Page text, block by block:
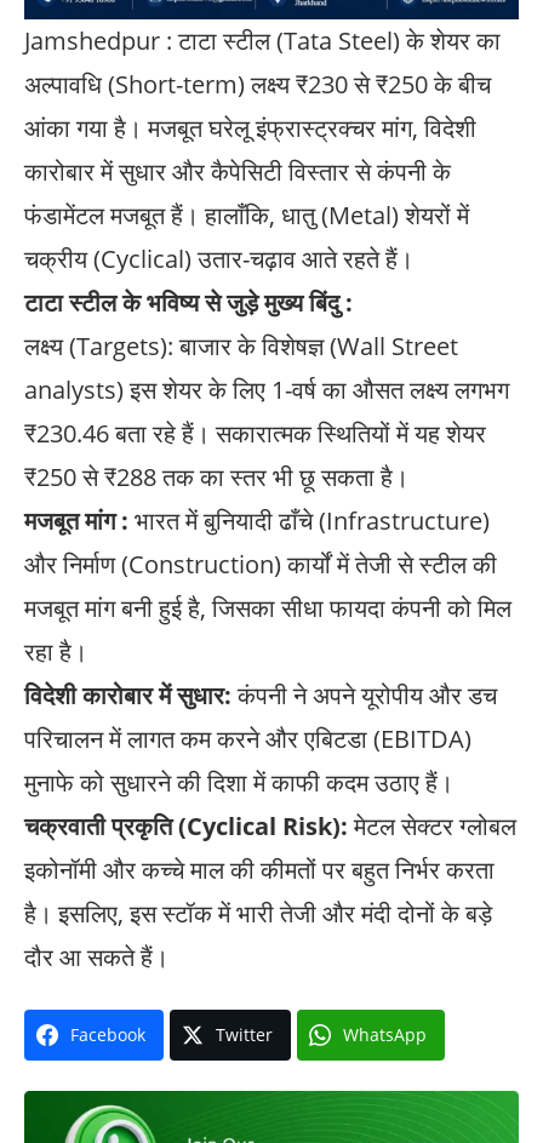
Jamshedpur : टाटा स्टील (Tata Steel) के शेयर का
अल्पावधि (Short-term) लक्ष्य ₹230 से ₹250 के बीच
आंका गया है। मजबूत घरेलू इंफ्रास्ट्रक्चर मांग, विदेशी
कारोबार में सुधार और कैपेसिटी विस्तार से कंपनी के
फंडामेंटल मजबूत हैं। हालाँकि, धातु (Metal) शेयरों में
चक्रीय (Cyclical) उतार-चढ़ाव आते रहते हैं।
टाटा स्टील के भविष्य से जुड़े मुख्य बिंदु :
लक्ष्य (Targets): बाजार के विशेषज्ञ (Wall Street
analysts) इस शेयर के लिए 1-वर्ष का औसत लक्ष्य लगभग
₹230.46 बता रहे हैं। सकारात्मक स्थितियों में यह शेयर
₹250 से ₹288 तक का स्तर भी छू सकता है।
मजबूत मांग : भारत में बुनियादी ढाँचे (Infrastructure)
और निर्माण (Construction) कार्यों में तेजी से स्टील की
मजबूत मांग बनी हुई है, जिसका सीधा फायदा कंपनी को मिल
रहा है।
विदेशी कारोबार में सुधार:कंपनी ने अपने यूरोपीय और डच
परिचालन में लागत कम करने और एबिटडा (EBITDA)
मुनाफे को सुधारने की दिशा में काफी कदम उठाए हैं।
चक्रवाती प्रकृति (Cyclical Risk):मेटल सेक्टर ग्लोबल
इकोनॉमी और कच्चे माल की कीमतों पर बहुत निर्भर करता
है। इसलिए, इस स्टॉक में भारी तेजी और मंदी दोनों के बड़े
दौर आ सकते हैं।
Facebook Twitter WhatsApp